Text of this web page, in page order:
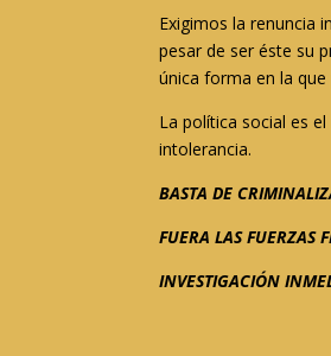
Exigimos la renuncia
pesar de ser éste su
única forma en la
La política social es
intolerancia.
BASTA DE
FUERA LAS FUERZAS
INVESTIGACIÓN